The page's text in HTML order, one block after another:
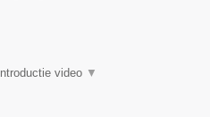
Introductie video ▼